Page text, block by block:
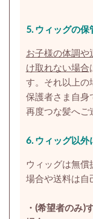
5. ウィッグの
お子様の体調や
け取れない場合
す。それ以上の
保護者さま自身
再度つな髪へご
6. ウィッグ以外
ウィッグは無償
場合や送料は自
・(希望者のみ)